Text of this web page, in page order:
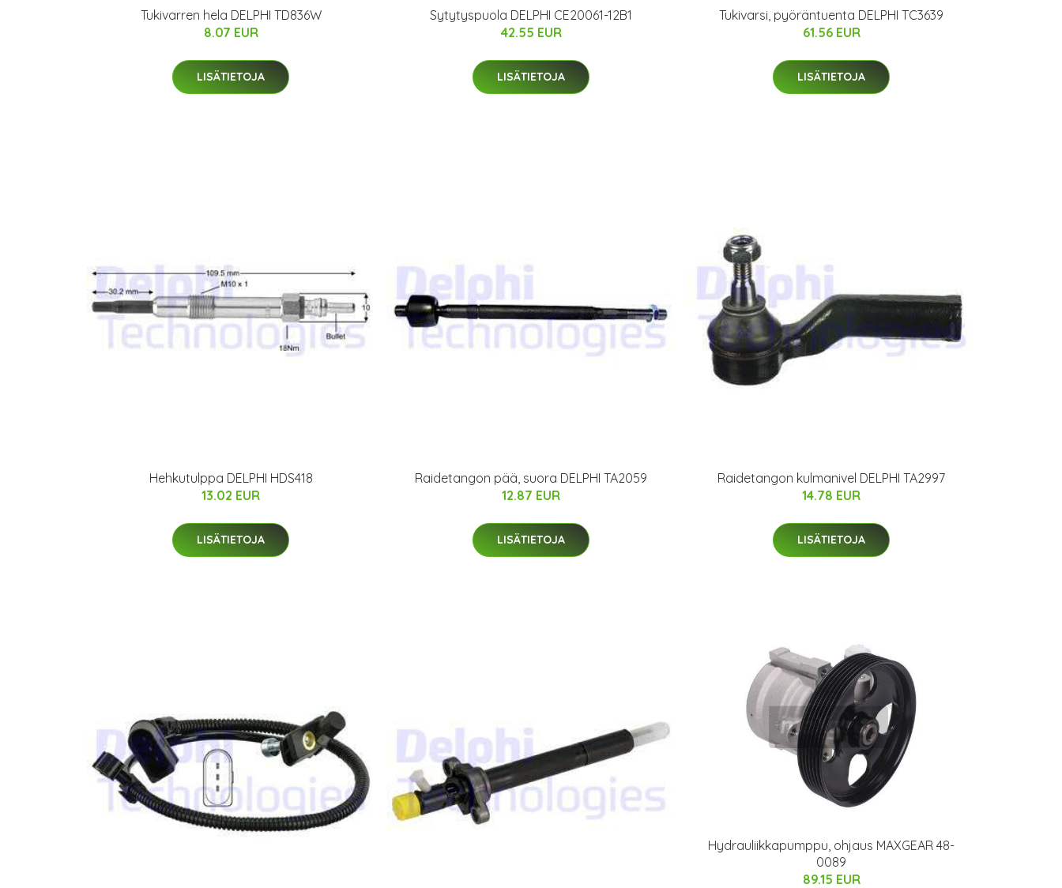
Tukivarren hela DELPHI TD836W
8.07 EUR
LISÄTIETOJA
Sytytyspuola DELPHI CE20061-12B1
42.55 EUR
LISÄTIETOJA
Tukivarsi, pyöräntuenta DELPHI TC3639
61.56 EUR
LISÄTIETOJA
Hehkutulppa DELPHI HDS418
13.02 EUR
LISÄTIETOJA
Raidetangon pää, suora DELPHI TA2059
12.87 EUR
LISÄTIETOJA
Raidetangon kulmanivel DELPHI TA2997
14.78 EUR
LISÄTIETOJA
Hydrauliikkapumppu, ohjaus MAXGEAR 48-
0089
89.15 EUR